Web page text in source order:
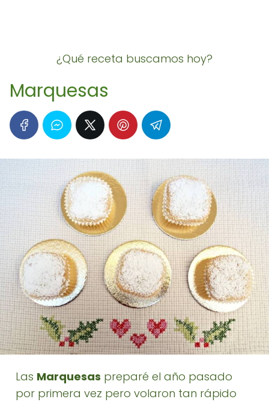
¿Qué receta buscamos hoy?
Marquesas
Las Marquesas preparé el año pasado
por primera vez pero volaron tan rápido